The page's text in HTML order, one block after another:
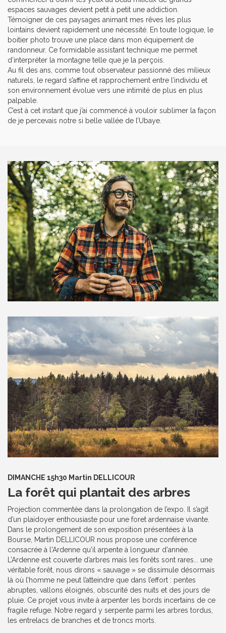
espaces sauvages devient petit à petit une addiction.
Témoigner de ces paysages animant mes rêves les plus
lointains devient rapidement une nécessité. En toute logique, le
boitier photo trouve une place dans mon équipement de
randonneur. Ce formidable assistant technique me permet
d’interpréter la montagne telle que je la perçois.
Au fil des ans, comme tout observateur passionné des milieux
naturels, le regard s’affine et rapprochement entre l’individu et
son environnement évolue vers une intimité de plus en plus
palpable.
C’est à cet instant que j’ai commencé à vouloir sublimer la façon
de je percevais notre si belle vallée de l’Ubaye.
DIMANCHE 15h30 Martin DELLICOUR
La forêt qui plantait des arbres
Projection commentée dans la prolongation de l’expo. Il s’agit
d’un plaidoyer enthousiaste pour une foret ardennaise vivante.
Dans le prolongement de son exposition présentées à la
Bourse, Martin DELLICOUR nous propose une conférence
consacrée à l'Ardenne qu'il arpente à longueur d'année.
L’Ardenne est couverte d’arbres mais les forêts sont rares... une
véritable forêt, nous dirons « sauvage » se dissimule désormais
là où l’homme ne peut l’atteindre que dans l’effort : pentes
abruptes, vallons éloignés, obscurité des nuits et des jours de
pluie. Ce projet vous invite à arpenter les bords incertains de ce
fragile refuge. Notre regard y serpente parmi les arbres tordus,
les entrelacs de branches et de troncs morts.